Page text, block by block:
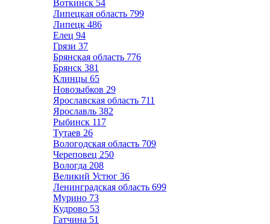
Воткинск 54
Липецкая область 799
Липецк 486
Елец 94
Грязи 37
Брянская область 776
Брянск 381
Клинцы 65
Новозыбков 29
Ярославская область 711
Ярославль 382
Рыбинск 117
Тутаев 26
Вологодская область 709
Череповец 250
Вологда 208
Великий Устюг 36
Ленинградская область 699
Мурино 73
Кудрово 53
Гатчина 51